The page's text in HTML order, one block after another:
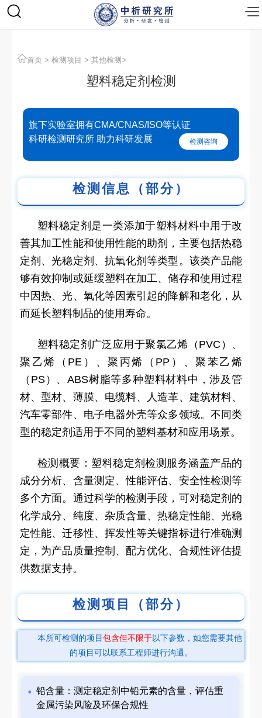
首页 > 检测项目 > 其他检测 >
塑料稳定剂检测
旗下实验室拥有CMA/CNAS/ISO等认证
科研检测研究所 助力科研发展
检测咨询
检测信息（部分）
塑料稳定剂是一类添加于塑料材料中用于改
善其加工性能和使用性能的助剂，主要包括热稳
定剂、光稳定剂、抗氧化剂等类型。该类产品能
够有效抑制或延缓塑料在加工、储存和使用过程
中因热、光、氧化等因素引起的降解和老化，从
而延长塑料制品的使用寿命。
塑料稳定剂广泛应用于聚氯乙烯（PVC）、
聚乙烯（PE）、聚丙烯（PP）、聚苯乙烯
（PS）、ABS树脂等多种塑料材料中，涉及管
材、型材、薄膜、电缆料、人造革、建筑材料、
汽车零部件、电子电器外壳等众多领域。不同类
型的稳定剂适用于不同的塑料基材和应用场景。
检测概要：塑料稳定剂检测服务涵盖产品的
成分分析、含量测定、性能评估、安全性检测等
多个方面。通过科学的检测手段，可对稳定剂的
化学成分、纯度、杂质含量、热稳定性能、光稳
定性能、迁移性、挥发性等关键指标进行准确测
定，为产品质量控制、配方优化、合规性评估提
供数据支持。
检测项目（部分）
本所可检测的项目包含但不限于以下参数，如您需要其他
的项目可以联系工程师进行沟通。
铅含量：测定稳定剂中铅元素的含量，评估重
金属污染风险及环保合规性